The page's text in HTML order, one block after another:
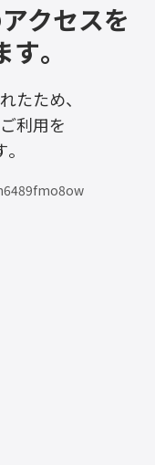
クセスを
。
たため、
利用を